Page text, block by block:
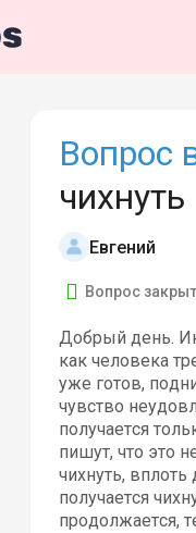
Вопрос
чихнуть
Евгений
Вопрос закрыт
Добрый день.
как человека
уже готов,
чувство
получается
пишут, что это
чихнуть,
получается
продолжается,